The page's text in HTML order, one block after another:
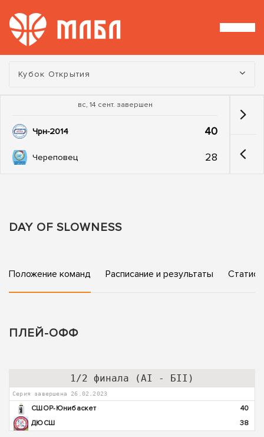
Турнир:
Кубок Открытия
вс, 14 сент. завершен
Чрн-2014 40
Череповец 28
DAY OF SLOWNESS
Положение команд Расписание и результаты
ПЛЕЙ-ОФФ
1/2 финала (АI - БII)
Серия завершена 26.02.2023
СШОР-Юнибаскет
40
ДЮСШ
38